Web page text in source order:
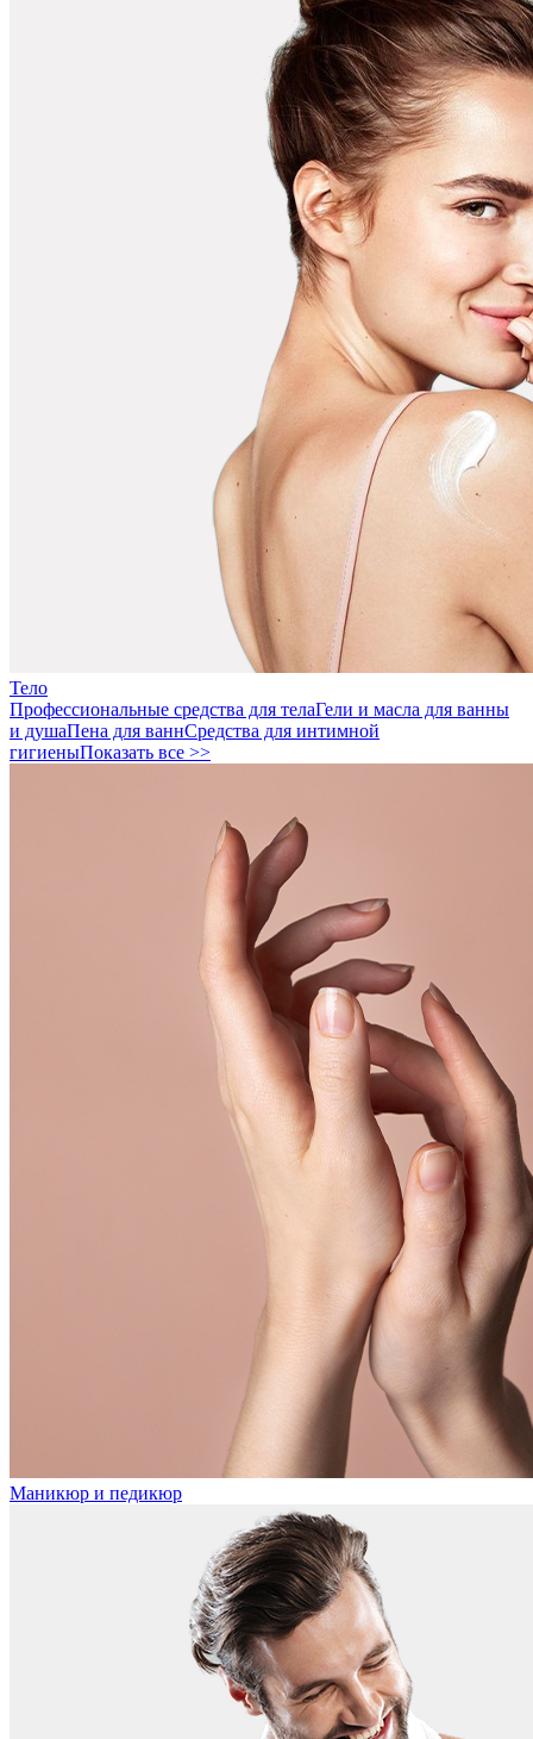
Тело
Профессиональные средства для телаГели и масла для ванны
и душаПена для ваннСредства для интимной
гигиеныПоказать все >>
Маникюр и педикюр